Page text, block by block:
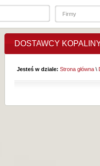
DOSTAWCY
Jesteś w dziale: Strona główna \